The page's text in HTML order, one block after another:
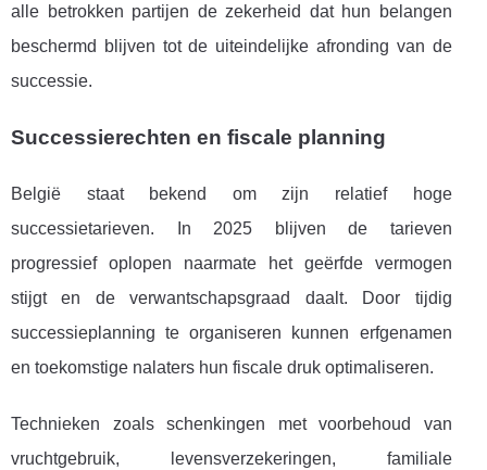
alle betrokken partijen de zekerheid dat hun belangen
beschermd blijven tot de uiteindelijke afronding van de
successie.
Successierechten en fiscale planning
België staat bekend om zijn relatief hoge
successietarieven. In 2025 blijven de tarieven
progressief oplopen naarmate het geërfde vermogen
stijgt en de verwantschapsgraad daalt. Door tijdig
successieplanning te organiseren kunnen erfgenamen
en toekomstige nalaters hun fiscale druk optimaliseren.
Technieken zoals schenkingen met voorbehoud van
vruchtgebruik, levensverzekeringen, familiale